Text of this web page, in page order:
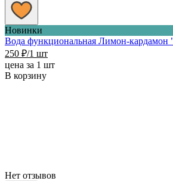
Новинки
Вода функциональная Лимон-кардамон
250 ₽/1 шт
цена за 1 шт
В корзину
Нет отзывов